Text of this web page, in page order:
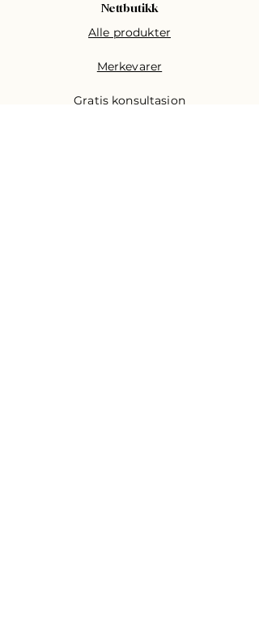
Nettbutikk
Alle produkter
Merkevarer
Gratis konsultasjon